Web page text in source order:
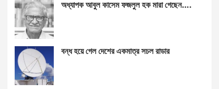
অধ্যাপক আবুল কাসেম ফজলুল হক মারা গেছেন….
বন্ধ হয়ে গেল দেশের একমাত্র সচল রাডার